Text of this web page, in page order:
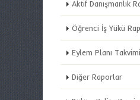
Aktif Danışmanlık
Öğrenci İş Yükü
Eylem Planı Takvimi
Diğer Raporlar